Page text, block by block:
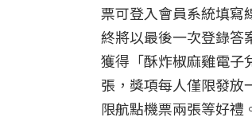
票可登入會員系統填寫
終將以最後一次登錄答
獲得「酥炸椒麻雞電子
張，獎項每人僅限發放
限航點機票兩張等好禮